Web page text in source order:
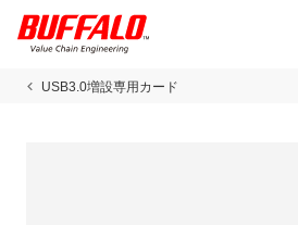
USB3.0増設専用カード